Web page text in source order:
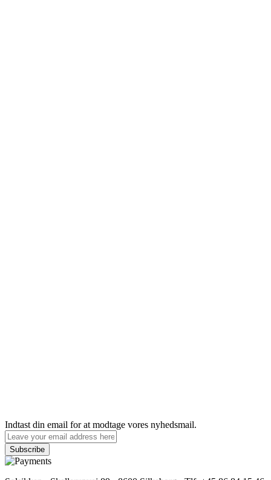
Indtast din email for at modtage vores nyhedsmail.